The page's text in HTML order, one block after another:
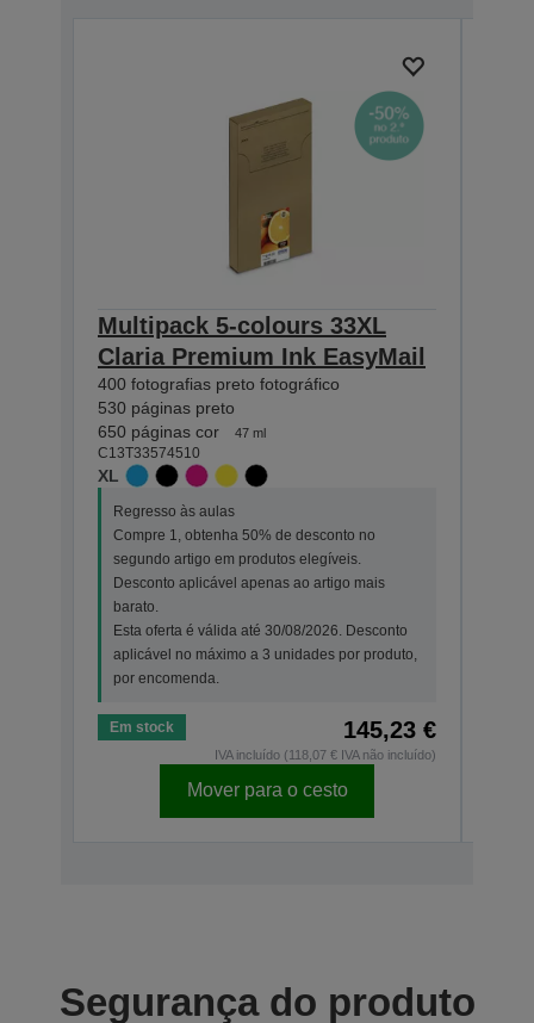
Multipack 5-colours 33XL
Claria Premium Ink EasyMail
400 fotografias preto fotográfico
530 páginas preto
650 páginas cor
47 ml
C13T33574510
XL
Regresso às aulas
Compre 1, obtenha 50% de desconto no
segundo artigo em produtos elegíveis.
Desconto aplicável apenas ao artigo mais
barato.
Esta oferta é válida até 30/08/2026. Desconto
aplicável no máximo a 3 unidades por produto,
por encomenda.
Em stock 145,23 €
IVA incluído (118,07 € IVA não incluído)
Mover para o cesto
Segurança do produto